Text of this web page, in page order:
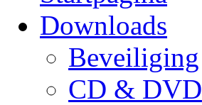
Downloads
Beveiliging
CD & DVD